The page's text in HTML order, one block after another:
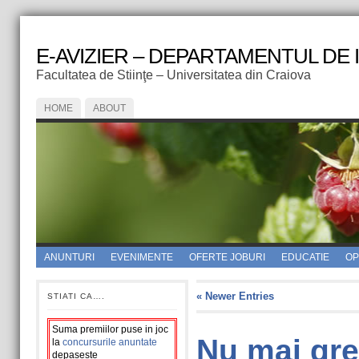
E-AVIZIER – DEPARTAMENTUL DE
Facultatea de Stiinţe – Universitatea din Craiova
HOME ABOUT
ANUNTURI EVENIMENTE OFERTE JOBURI EDUCATIE
STIATI CA….
Suma premiilor puse in joc
la concursurile anuntate
depaseste
« Newer Entries
Nu mai